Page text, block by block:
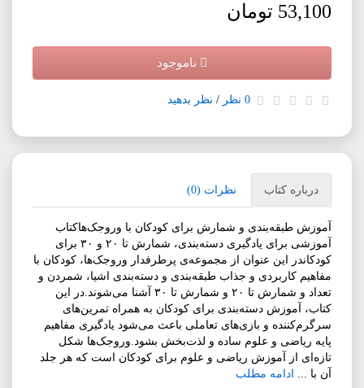
53,100 تومان
ناموجود
0 نظر / نظر بدهید
درباره کتاب نظرات (0)
آموزش طبقه‌بندی و شمارش برای کودکان با وروجک‌هاکتاب
آموزشی برای یادگیری دسته‌بندی، شمارش تا ۲۰ و ۳۰ برای
کودکاندر این عنوان از مجموعه‌ی پرطرفدار وروجک‌ها، کودکان با
مفاهیم کاربردی و جذاب طبقه‌بندی و دسته‌بندی اشیا، شمردن و
تعداد و شمارش تا ۲۰ و شمارش تا ۳۰ آشنا می‌شوند.در این
کتاب، آموزش دسته‌بندی برای کودکان به همراه تمرین‌های
سرگرم‌کننده و بازی‌های تعاملی باعث می‌شود یادگیری مفاهیم
پایه ریاضی و علوم ساده و لذت‌بخش بشود.وروجک‌ها شکل
تازه‌ای از آموزش ریاضی و علوم برای کودکان است که هر جلد
آن با ... ادامه مطلب